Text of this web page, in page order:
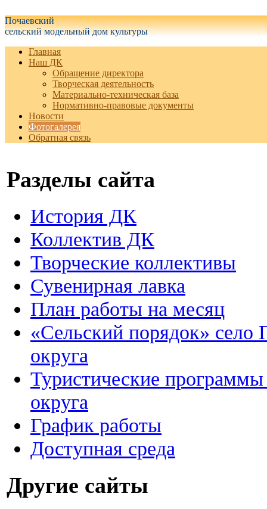
Почаевский
сельский модельный дом культуры
Главная
Наш ДК
Обращение директора
Творческая деятельность
Материально-техническая база
Нормативно-правовые документы
Новости
Фотогалерея
Обратная связь
Разделы сайта
История ДК
Коллектив ДК
Творческие коллективы
Сувенирная лавка
План работы на месяц
«Сельский порядок» село
округа
Туристические программы
округа
График работы
Доступная среда
Другие сайты